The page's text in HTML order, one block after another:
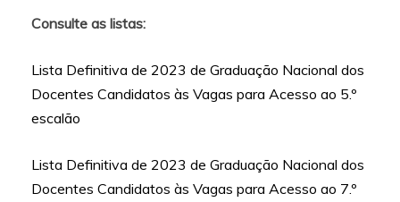
Consulte as listas:
Lista Definitiva de 2023 de Graduação Nacional dos
Docentes Candidatos às Vagas para Acesso ao 5.º
escalão
Lista Definitiva de 2023 de Graduação Nacional dos
Docentes Candidatos às Vagas para Acesso ao 7.º